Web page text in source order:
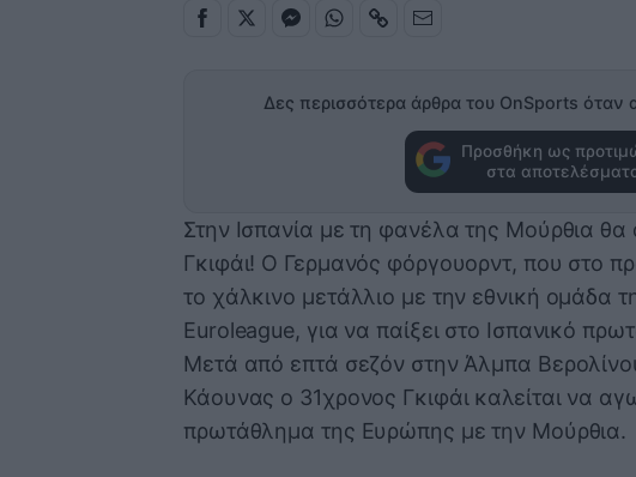
Δες περισσότερα άρθρα του OnSports όταν
Προσθήκη ως
στα
Στην Ισπανία με τη φανέλα της Μούρθια θα
Γκιφάι! Ο Γερμανός φόργουορντ, που στο
το χάλκινο μετάλλιο με την εθνική ομάδα
Euroleague, για να παίξει στο Ισπανικό
Μετά από επτά σεζόν στην Άλμπα
Κάουνας ο 31χρονος Γκιφάι καλείται να
πρωτάθλημα της Ευρώπης με την Μούρθια.